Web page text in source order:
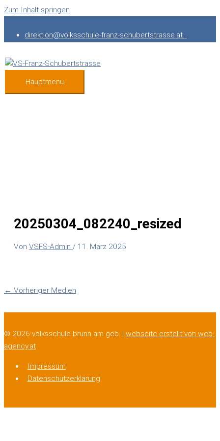
Zum Inhalt springen
direktion@volksschule-franz-schubertstrasse.at
Hauptmenü
20250304_082240_resized
Von VSFS-Admin / 11. März 2025
← Vorheriger Medien
© 2026 volksschule brunn am geb. | webseite erstellt von web-
agency.at
Impressum
Datenschutzerklärung